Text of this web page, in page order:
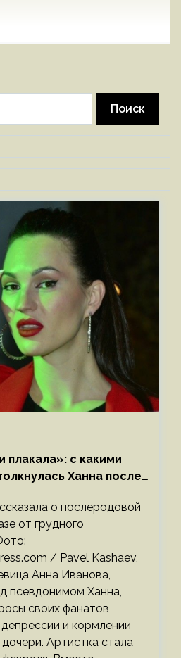
плакала»: с какими
Ханна после
о послеродовой
от грудного
/ Pavel Kashaev,
Анна Иванова,
псевдонимом Ханна,
своих фанатов
и кормлении
Артистка стала